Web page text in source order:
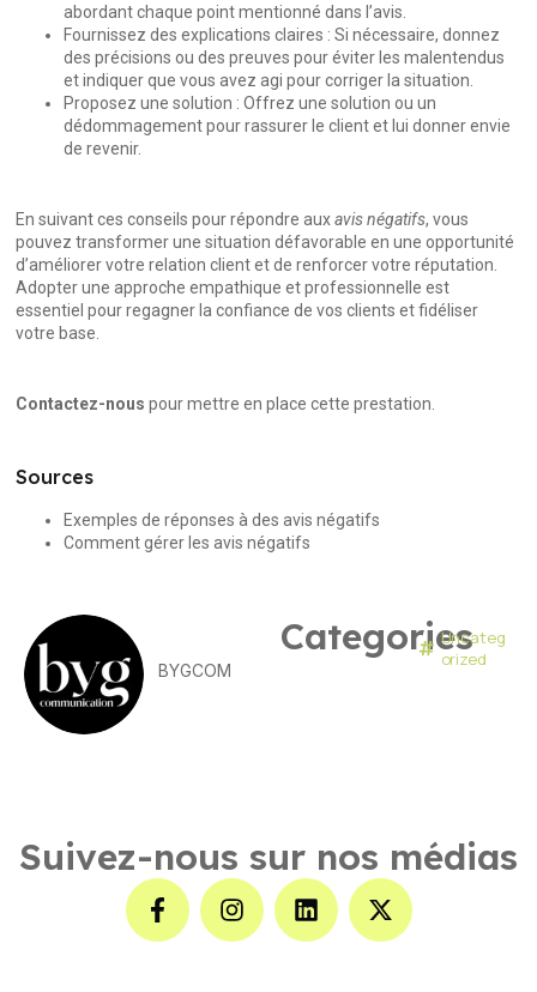
abordant chaque point mentionné dans l’avis.
Fournissez des explications claires : Si nécessaire, donnez
des précisions ou des preuves pour éviter les malentendus
et indiquer que vous avez agi pour corriger la situation.
Proposez une solution : Offrez une solution ou un
dédommagement pour rassurer le client et lui donner envie
de revenir.
En suivant ces conseils pour répondre auxavis négatifs, vous
pouvez transformer une situation défavorable en une opportunité
d’améliorer votre relation client et de renforcer votre réputation.
Adopter une approche empathique et professionnelle est
essentiel pour regagner la confiance de vos clients et fidéliser
votre base.
Contactez-nous pour mettre en place cette prestation.
Sources
Exemples de réponses à des avis négatifs
Comment gérer les avis négatifs
BYGCOM
CategoriesUncateg
orized
Suivez-nous sur nos médias